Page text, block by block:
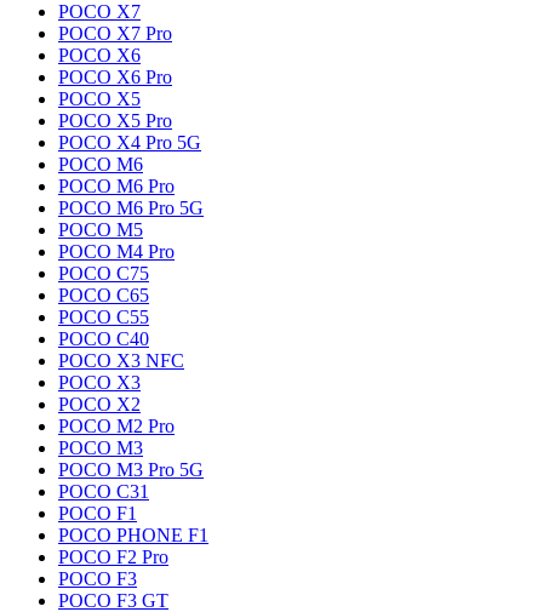
POCO X7
POCO X7 Pro
POCO X6
POCO X6 Pro
POCO X5
POCO X5 Pro
POCO X4 Pro 5G
POCO M6
POCO M6 Pro
POCO M6 Pro 5G
POCO M5
POCO M4 Pro
POCO C75
POCO C65
POCO C55
POCO C40
POCO X3 NFC
POCO X3
POCO X2
POCO M2 Pro
POCO M3
POCO M3 Pro 5G
POCO C31
POCO F1
POCO PHONE F1
POCO F2 Pro
POCO F3
POCO F3 GT